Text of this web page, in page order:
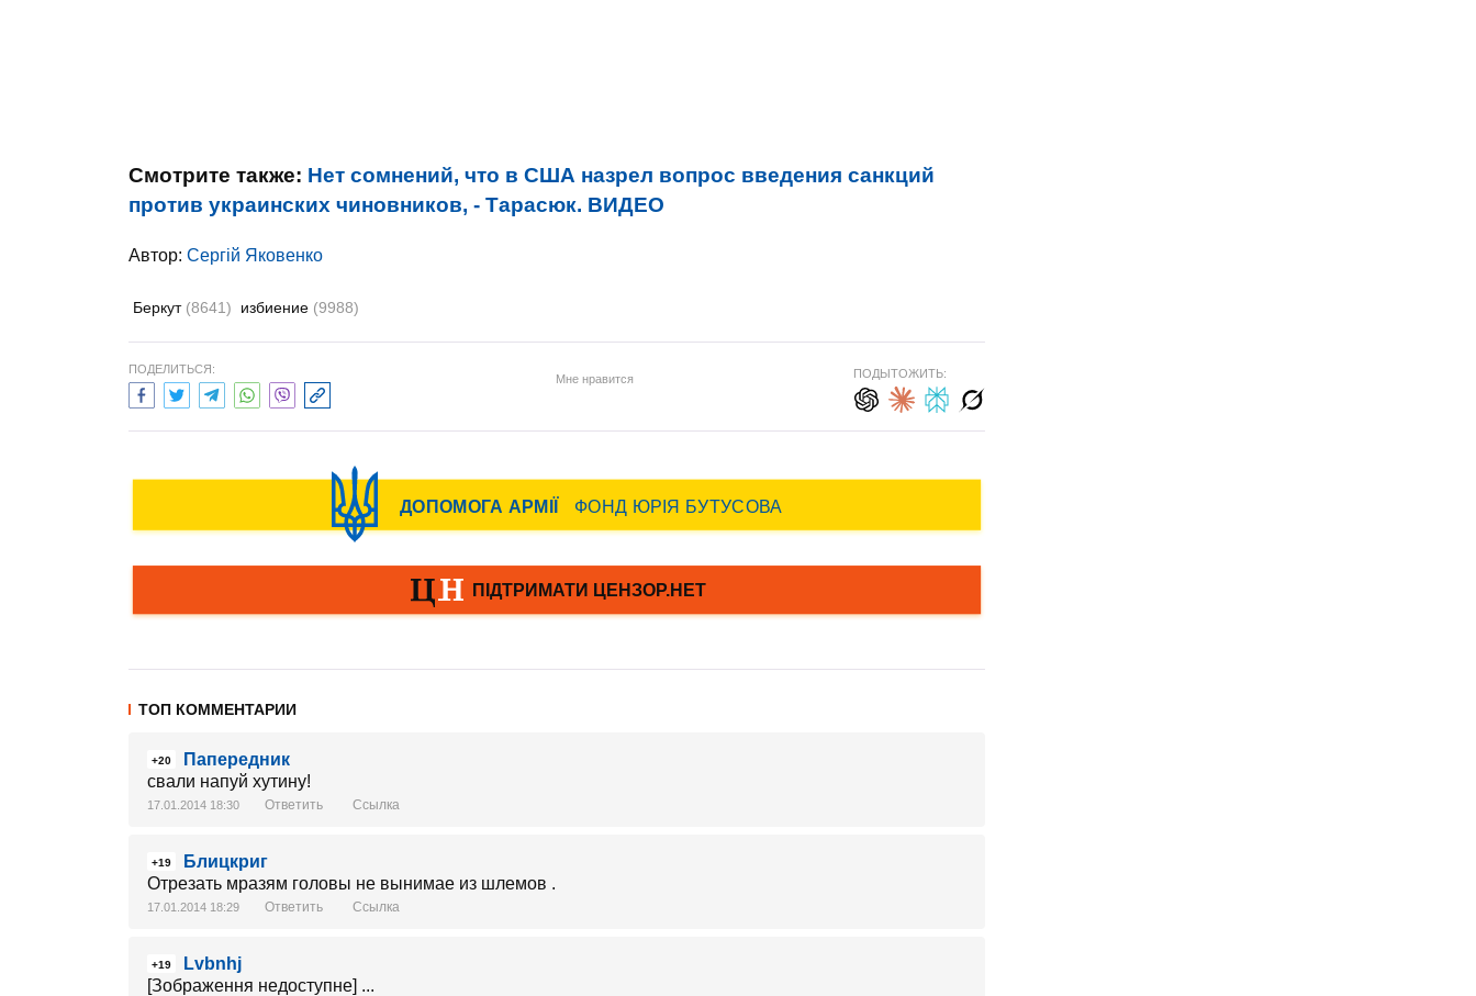
Смотрите также: Нет сомнений, что в США назрел вопрос введения санкций
против украинских чиновников, - Тарасюк. ВИДЕО
Автор: Сергій Яковенко
Беркут (8641) избиение (9988)
ПОДЕЛИТЬСЯ:
Мне нравится ПОДЫТОЖИТЬ:
ТОП КОММЕНТАРИИ
+20
Папередник
свали напуй хутину!
17.01.2014 18:30 Ответить Ссылка
+19
Блицкриг
Отрезать мразям головы не вынимае из шлемов .
17.01.2014 18:29 Ответить Ссылка
+19
Lvbnhj
[Зображення недоступне] ...